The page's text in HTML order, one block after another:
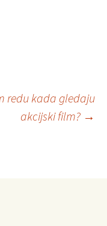
redu kada gledaju
akcijski film? →